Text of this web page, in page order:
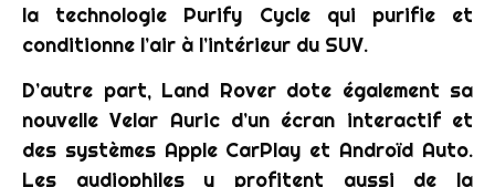
la technologie Purify Cycle qui purifie et
conditionne l’air à l’intérieur du SUV.
D’autre part, Land Rover dote également sa
nouvelle Velar Auric d’un écran interactif et
des systèmes Apple CarPlay et Androïd Auto.
Les audiophiles y profitent aussi de la